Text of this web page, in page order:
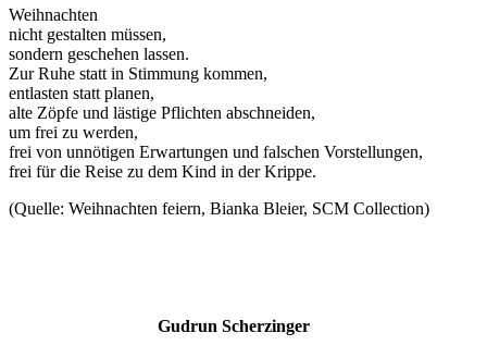
Weihnachten
nicht gestalten müssen,
sondern geschehen lassen.
Zur Ruhe statt in Stimmung kommen,
entlasten statt planen,
alte Zöpfe und lästige Pflichten abschneiden,
um frei zu werden,
frei von unnötigen Erwartungen und falschen Vorstellungen,
frei für die Reise zu dem Kind in der Krippe.
(Quelle: Weihnachten feiern, Bianka Bleier, SCM Collection)
Gudrun Scherzinger